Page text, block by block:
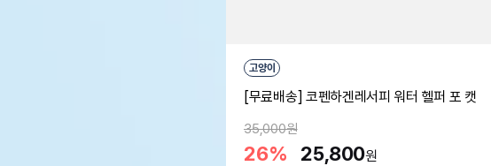
고양이
[무료배송] 코펜하겐레서피 워터 헬퍼 포 캣
35,000원
26% 25,800원